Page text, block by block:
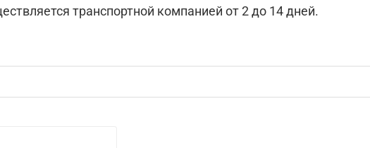
транспортной компанией от 2 до 14 дней.